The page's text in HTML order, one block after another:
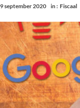
9 september 2020 in : Fiscaal